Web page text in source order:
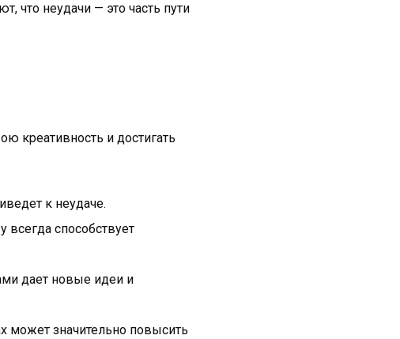
что неудачи — это часть пути
креативность и достигать
к неудаче.
всегда способствует
дает новые идеи и
может значительно повысить